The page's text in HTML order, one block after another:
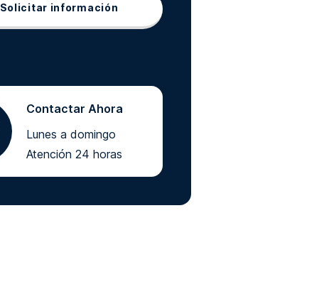
Solicitar información
Contactar Ahora
Lunes a domingo
Atención 24 horas